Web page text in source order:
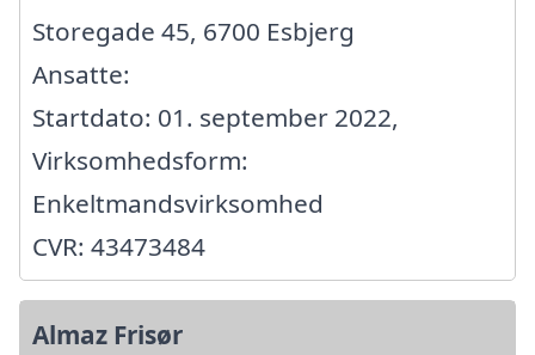
Storegade 45, 6700 Esbjerg
Ansatte:
Startdato: 01. september 2022,
Virksomhedsform:
Enkeltmandsvirksomhed
CVR: 43473484
Almaz Frisør